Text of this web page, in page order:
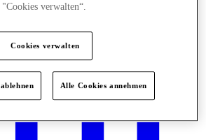
verwalten“.
Cookies verwalten
Alle Cookies annehmen